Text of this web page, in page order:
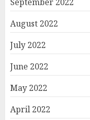
August 2022
July 2022
June 2022
May 2022
April 2022